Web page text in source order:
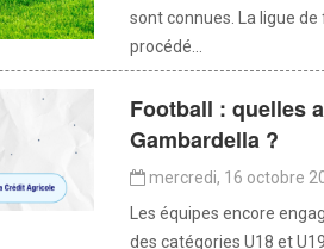
sont connues. La ligue
procédé...
Football : quelles
Gambardella ?
mercredi, 16 octobre
Les équipes encore
des catégories U18 et